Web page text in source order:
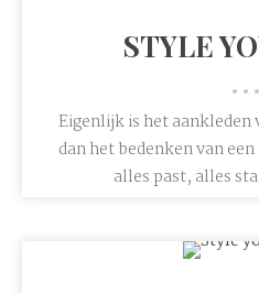
STYLE
•••
Eigenlijk is het aankleden
dan het bedenken van
alles past, alles